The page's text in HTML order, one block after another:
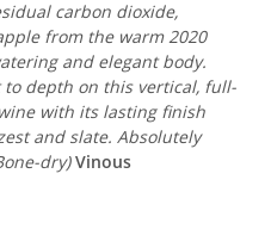
carbon dioxide,
from the warm 2020
and elegant body.
depth on this vertical, full-
with its lasting finish
and slate. Absolutely
dry) Vinous